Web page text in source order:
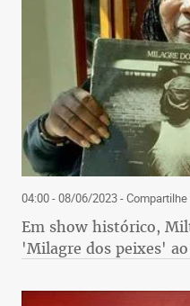
04:00 - 08/06/2023- Compartilhe
Em show histórico,
'Milagre dos peixes'